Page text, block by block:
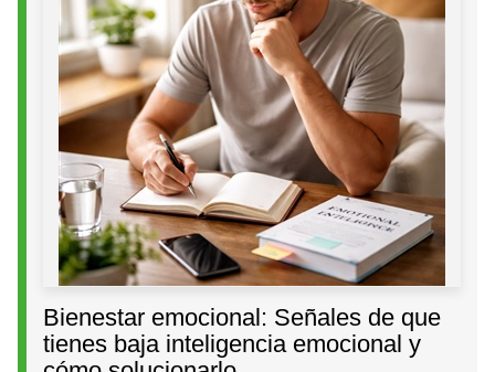
Bienestar emocional: Señales de que
tienes baja inteligencia emocional y